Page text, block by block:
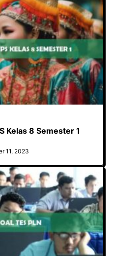
Kelas 8 Semester 1
11, 2023